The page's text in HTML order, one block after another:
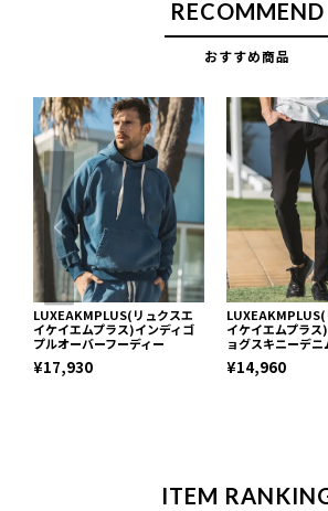
RECOMMEND
おすすめ商品
LUXEAKMPLUS(リュクスエ
イケイエムプラス)インディゴ
プルオーバーフーディー
¥17,930
LUXEAKMPLUS(
イケイエムプラ
ョグスキニーデニ
¥14,960
ITEM